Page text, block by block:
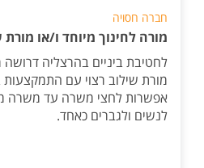
חברה חסויה
מורה לחינוך מיוחד ו/או מורת
לחטיבת ביניים בהרצליה דרושה
מורת שילוב רצוי עם
אפשרות לחצי משרה עד משרה
לנשים ולגברים כאחד.